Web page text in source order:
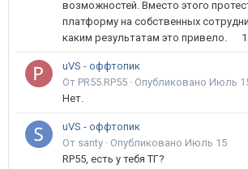
возможностей. Вместо этого
платформу на собственных
каким результатам это привело.
uVS - оффтопик
От PR55.RP55 · Опубликовано Июль
Нет.
uVS - оффтопик
От santy · Опубликовано Июль 15
RP55, есть у тебя ТГ?